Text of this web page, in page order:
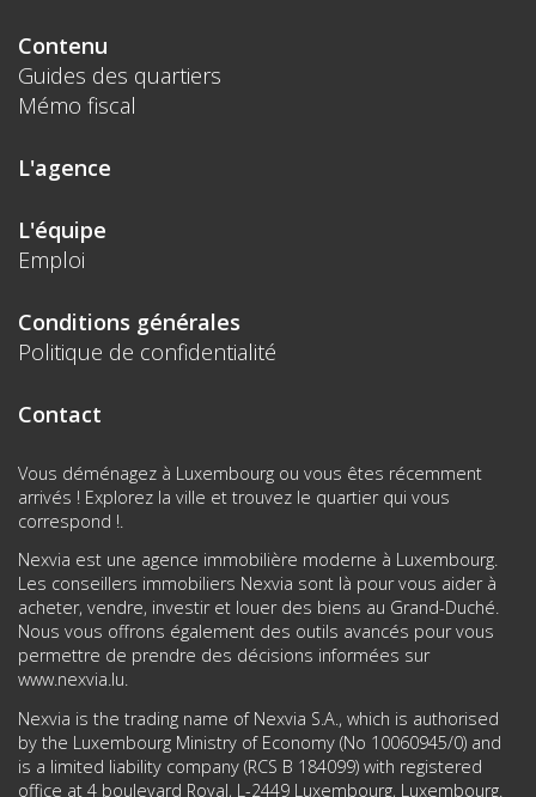
Contenu
Guides des quartiers
Mémo fiscal
L'agence
L'équipe
Emploi
Conditions générales
Politique de confidentialité
Contact
Vous déménagez à Luxembourg ou vous êtes récemment
arrivés ! Explorez la ville et trouvez le quartier qui vous
correspond !.
Nexvia est une agence immobilière moderne à Luxembourg.
Les conseillers immobiliers Nexvia sont là pour vous aider à
acheter, vendre, investir et louer des biens au Grand-Duché.
Nous vous offrons également des outils avancés pour vous
permettre de prendre des décisions informées sur
www.nexvia.lu.
Nexvia is the trading name of Nexvia S.A., which is authorised
by the Luxembourg Ministry of Economy (No 10060945/0) and
is a limited liability company (RCS B 184099) with registered
office at 4 boulevard Royal, L-2449 Luxembourg, Luxembourg.